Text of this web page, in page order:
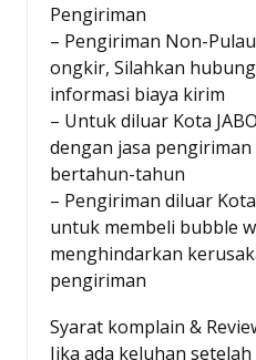
Pengiriman
– Pengiriman Non-
ongkir, Silahkan
informasi biaya kirim
– Untuk diluar Kota
dengan jasa
bertahun-tahun
– Pengiriman diluar
untuk membeli bubble
menghindarkan
pengiriman
Syarat komplain &
Jika ada keluhan